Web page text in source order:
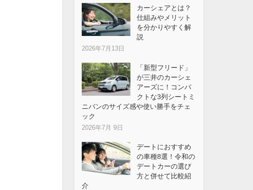
カーシェアとは？
仕組みやメリット
を分かりやすく解
説
2026年7月13日
「新型フリード」
が三井のカーシェ
アーズに！コンパ
クトな3列シートミ
ニバンのサイズ感や使い勝手をチェ
ック
2026年7月 9日
デートにおすすめ
の車種8選！令和の
デートカーの選び
方と併せて比較紹
介